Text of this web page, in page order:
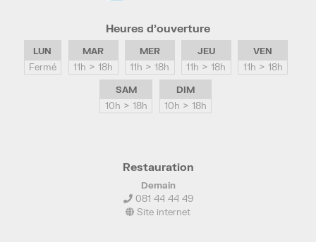
Heures d’ouverture
LUN
Fermé
MAR
11h > 18h
MER
11h > 18h
JEU
11h > 18h
VEN
11h > 18h
SAM
10h > 18h
DIM
10h > 18h
Restauration
Demain
081 44 44 49
Site internet